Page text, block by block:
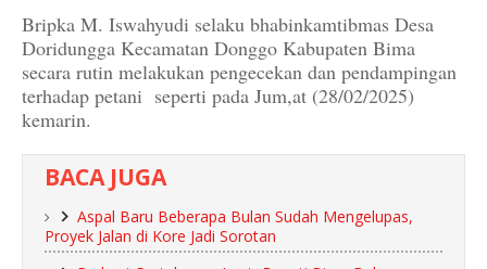
Bripka M. Iswahyudi selaku bhabinkamtibmas Desa
Doridungga Kecamatan Donggo Kabupaten Bima
secara rutin melakukan pengecekan dan pendampingan
terhadap petani seperti pada Jum,at (28/02/2025)
kemarin.
BACA JUGA
Aspal Baru Beberapa Bulan Sudah Mengelupas,
Proyek Jalan di Kore Jadi Sorotan